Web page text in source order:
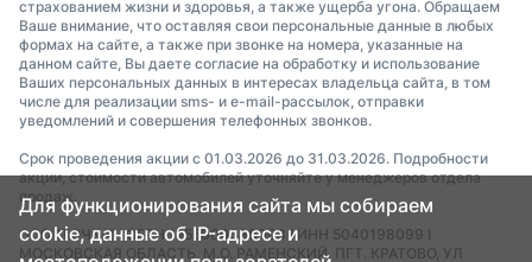
страхованием жизни и здоровья, а также ущерба угона. Обращаем
Ваше внимание, что оставляя свои персональные данные в любых
формах на сайте, а также при звонке на номера, указанные на
данном сайте, Вы даете согласие на обработку и использование
Ваших персональных данных в интересах владельца сайта, в том
числе для реализации sms- и e-mail-рассылок, отправки
уведомлений и совершения телефонных звонков.
Срок проведения акции с 01.03.2026 до 31.03.2026. Подробности
акции, стоимости автомобилей уточняйте у менеджеров отдела
продаж.
ООО "ТОЧКА" I ОГРН 1255000088903 I ИНН 5040198099 I
МОСКОВСКАЯ ОБЛАСТЬ, М.О. РАМЕНСКИЙ, ПГТ. КРАТОВО, УЛ
Для функционирования сайта мы собираем
cookie, данные об IP-адресе и